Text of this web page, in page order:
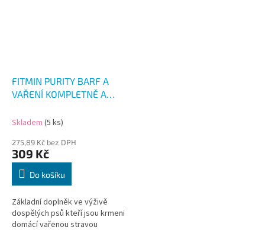
FITMIN PURITY BARF A
VAŘENÍ KOMPLETNĚ A
Skladem (5 ks)
275,89 Kč bez DPH
309 Kč
Do košíku
Základní doplněk ve výživě
dospělých psů kteří jsou krmeni
domácí vařenou stravou